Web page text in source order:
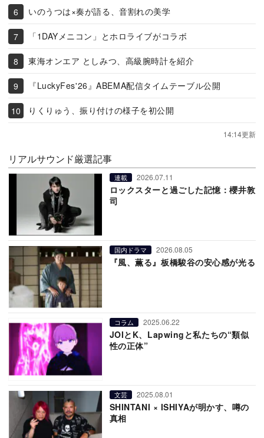
いのうつは×奏が語る、音割れの美学
「1DAYメニコン」とホロライブがコラボ
東海オンエア としみつ、高級腕時計を紹介
『LuckyFes'26』ABEMA配信タイムテーブル公開
りくりゅう、振り付けの様子を初公開
14:14更新
リアルサウンド厳選記事
連載 2026.07.11
ロックスターと過ごした記憶：櫻井敦
司
国内ドラマ 2026.08.05
『風、薫る』板橋駿谷の安心感が光る
コラム 2025.06.22
JOIとK、Lapwingと私たちの“類似
性の正体”
文芸 2025.08.01
SHINTANI × ISHIYAが明かす、噂の
真相